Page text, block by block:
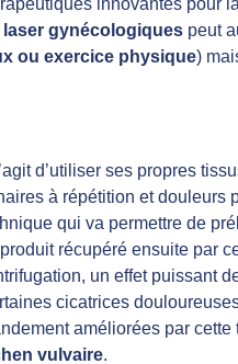
laser gynécologiques peut
ou exercice physique)
d’utiliser ses propres
à répétition et douleurs
qui va permettre de
produit récupéré ensuite par
un effet puissant
cicatrices
améliorées par
vulvaire.